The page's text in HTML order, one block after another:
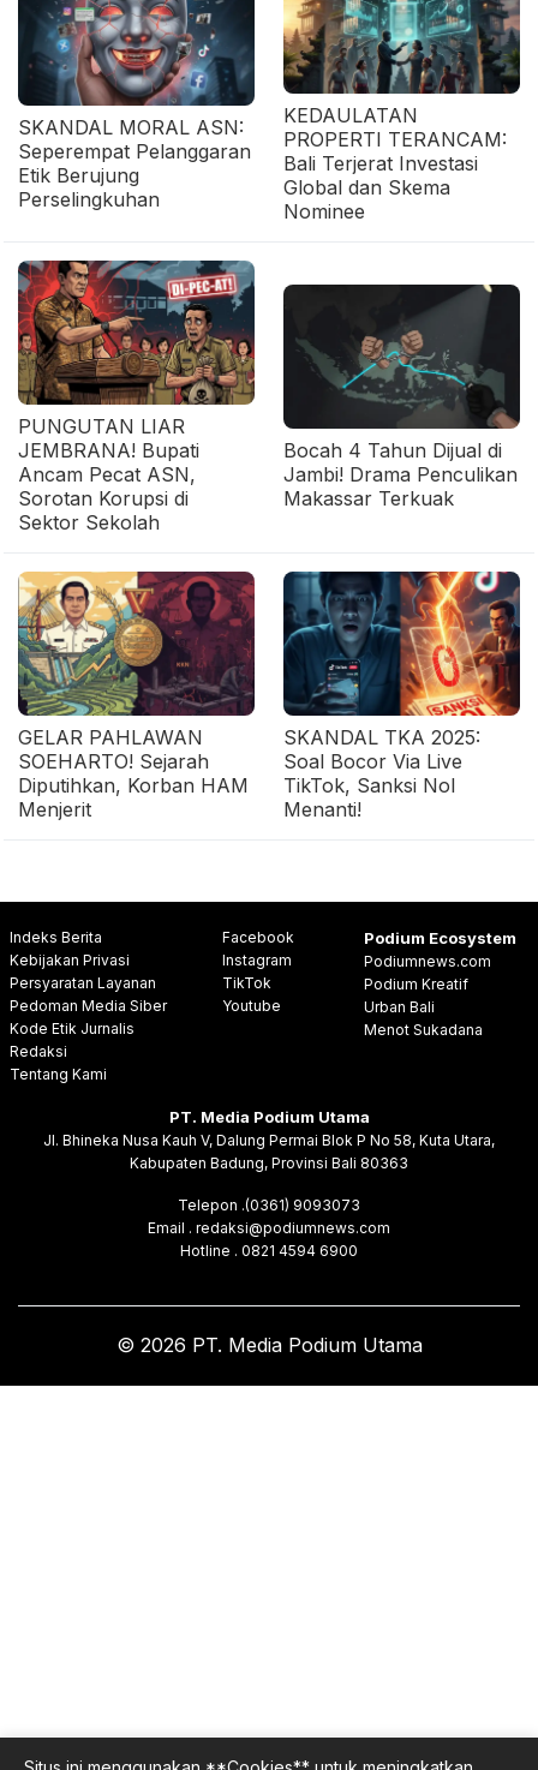
SKANDAL MORAL ASN:
Seperempat Pelanggaran
Etik Berujung
Perselingkuhan
KEDAULATAN
PROPERTI TERANCAM:
Bali Terjerat Investasi
Global dan Skema
Nominee
PUNGUTAN LIAR
JEMBRANA! Bupati
Ancam Pecat ASN,
Sorotan Korupsi di
Sektor Sekolah
Bocah 4 Tahun Dijual di
Jambi! Drama Penculikan
Makassar Terkuak
GELAR PAHLAWAN
SOEHARTO! Sejarah
Diputihkan, Korban HAM
Menjerit
SKANDAL TKA 2025:
Soal Bocor Via Live
TikTok, Sanksi Nol
Menanti!
Indeks Berita
Kebijakan Privasi
Persyaratan Layanan
Pedoman Media Siber
Kode Etik Jurnalis
Redaksi
Tentang Kami
Facebook
Instagram
TikTok
Youtube
Podium Ecosystem
Podiumnews.com
Podium Kreatif
Urban Bali
Menot Sukadana
PT. Media Podium Utama
Jl. Bhineka Nusa Kauh V, Dalung Permai Blok P No 58, Kuta Utara,
Kabupaten Badung, Provinsi Bali 80363
Telepon .(0361) 9093073
Email . redaksi@podiumnews.com
Hotline . 0821 4594 6900
© 2026 PT. Media Podium Utama